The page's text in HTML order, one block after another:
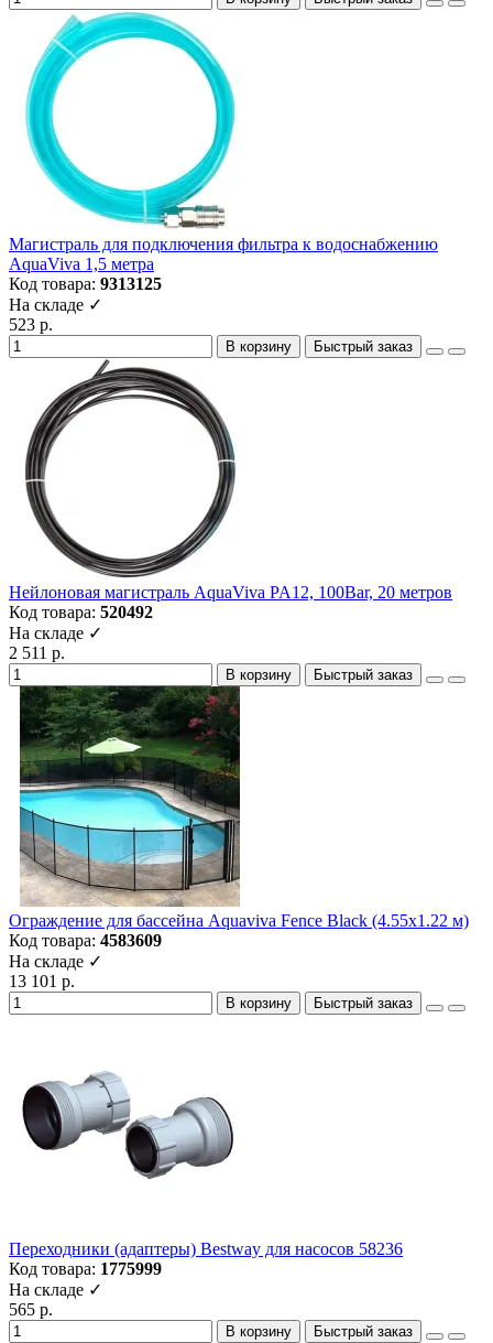
Магистраль для подключения фильтра к водоснабжению
AquaViva 1,5 метра
Код товара: 9313125
На складе ✓
523 р.
В корзину Быстрый заказ
Нейлоновая магистраль AquaViva PA12, 100Bar, 20 метров
Код товара: 520492
На складе ✓
2 511 р.
В корзину Быстрый заказ
Ограждение для бассейна Aquaviva Fence Black (4.55x1.22 м)
Код товара: 4583609
На складе ✓
13 101 р.
В корзину Быстрый заказ
Переходники (адаптеры) Bestway для насосов 58236
Код товара: 1775999
На складе ✓
565 р.
В корзину Быстрый заказ